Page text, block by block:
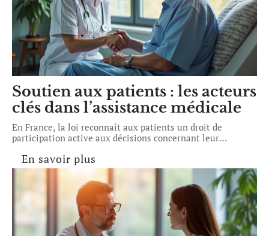
Soutien aux patients : les acteurs
clés dans l’assistance médicale
En France, la loi reconnaît aux patients un droit de
participation active aux décisions concernant leur…
En savoir plus